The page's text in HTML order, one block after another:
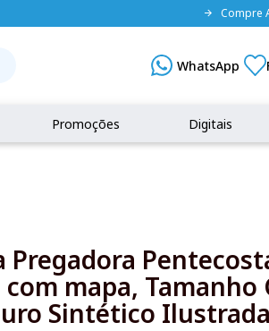
Compre
Promoções Digitais
Pregadora
com mapa, Tamanho
Sintético